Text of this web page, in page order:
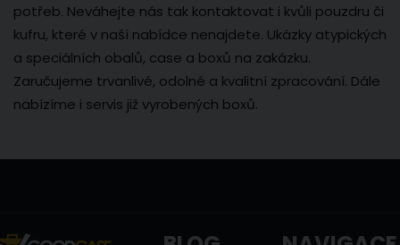
potřeb. Neváhejte nás tak kontaktovat i kvůli pouzdru či
kufru, které v naší nabídce nenajdete. Ukázky atypických
a speciálních obalů, case a boxů na zakázku.
Zaručujeme trvanlivé, odolné a kvalitní zpracování. Dále
nabízíme i servis již vyrobených boxů.